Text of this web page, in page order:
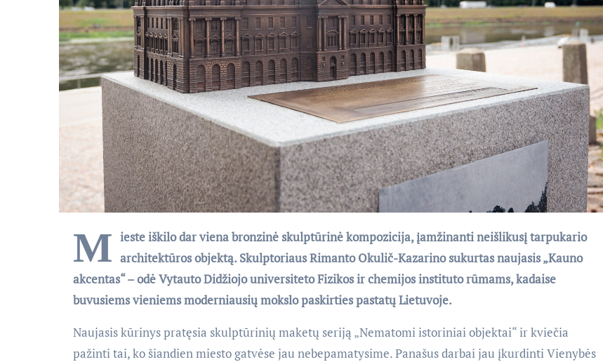
M ieste iškilo dar viena bronzinė skulptūrinė kompozicija, įamžinanti neišlikusį tarpukario
architektūros objektą. Skulptoriaus Rimanto Okulič-Kazarino sukurtas naujasis „Kauno
akcentas“ – odė Vytauto Didžiojo universiteto Fizikos ir chemijos instituto rūmams, kadaise
buvusiems vieniems moderniausių mokslo paskirties pastatų Lietuvoje.
Naujasis kūrinys pratęsia skulptūrinių maketų seriją „Nematomi istoriniai objektai“ ir kviečia
pažinti tai, ko šiandien miesto gatvėse jau nebepamatysime. Panašus darbai jau įkurdinti Vienybės